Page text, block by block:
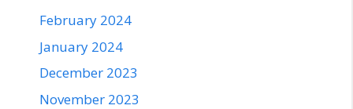
February 2024
January 2024
December 2023
November 2023